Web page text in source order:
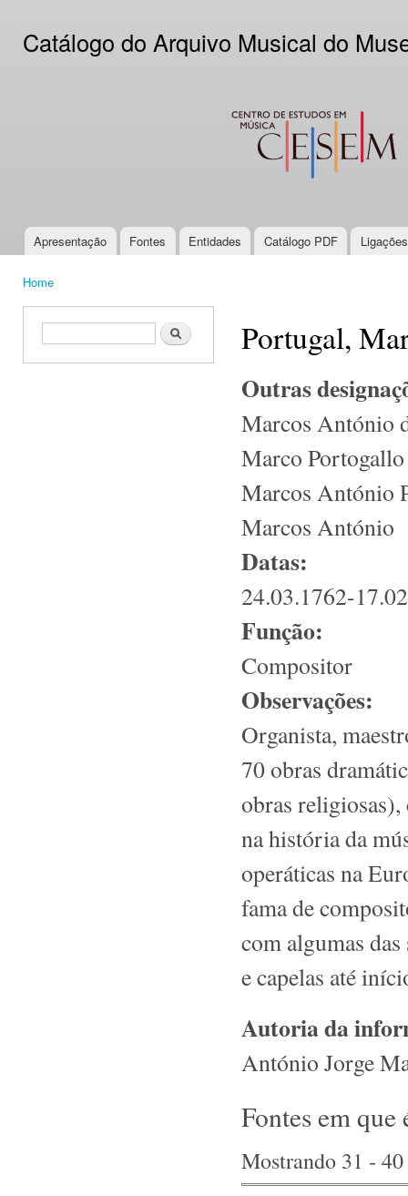
Catálogo do Arquivo Musical do
CESEM
Main menu
Apresentação Fontes Entidades Catálogo PDF
Home
Search form Search Portugal,
Outras
Marcos António
Marco Portogallo
Marcos António
Marcos António
Datas:
24.03.1762-
Função:
Compositor
Observações:
Organista,
70 obras
obras religiosas),
na história da
operáticas na
fama de
com algumas
e capelas até
Autoria da
António Jorge
Fontes em que
Mostrando 31 -